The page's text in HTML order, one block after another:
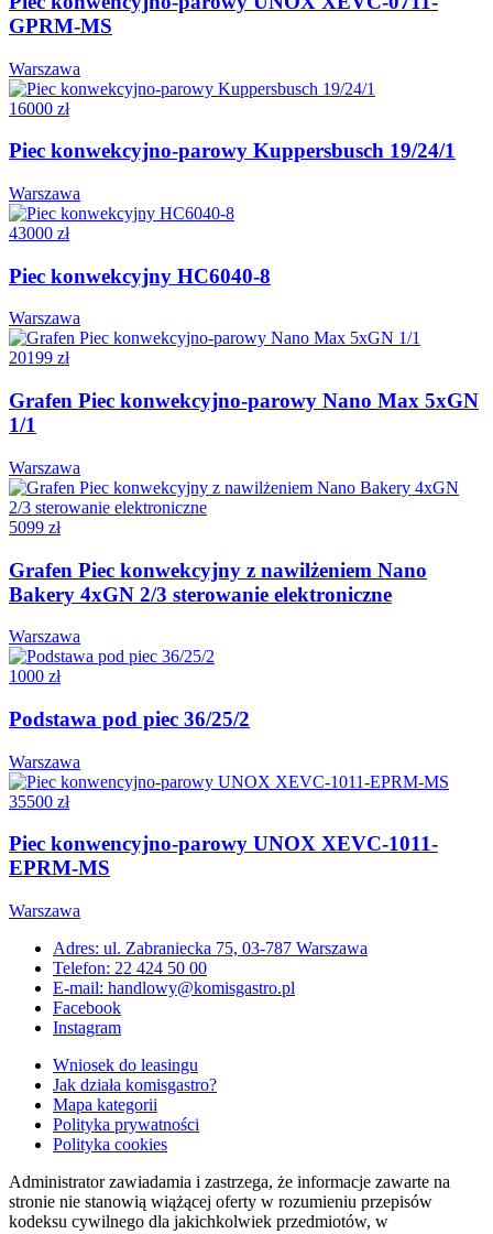
GPRM-MS
Warszawa
16000 zł
Piec konwekcyjno-parowy Kuppersbusch 19/24/1
Warszawa
43000 zł
Piec konwekcyjny HC6040-8
Warszawa
20199 zł
Grafen Piec konwekcyjno-parowy Nano Max 5xGN
1/1
Warszawa
5099 zł
Grafen Piec konwekcyjny z nawilżeniem Nano
Bakery 4xGN 2/3 sterowanie elektroniczne
Warszawa
1000 zł
Podstawa pod piec 36/25/2
Warszawa
35500 zł
Piec konwencyjno-parowy UNOX XEVC-1011-
EPRM-MS
Warszawa
Adres: ul. Zabraniecka 75, 03-787 Warszawa
Telefon: 22 424 50 00
E-mail: handlowy@komisgastro.pl
Facebook
Instagram
Wniosek do leasingu
Jak działa komisgastro?
Mapa kategorii
Polityka prywatności
Polityka cookies
Administrator zawiadamia i zastrzega, że informacje zawarte na
stronie nie stanowią wiążącej oferty w rozumieniu przepisów
kodeksu cywilnego dla jakichkolwiek przedmiotów, w